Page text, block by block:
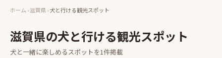
ホーム ›滋賀県›犬と行ける観光スポット
滋賀県の犬と行ける観光スポット
犬と一緒に楽しめるスポット を1件掲載